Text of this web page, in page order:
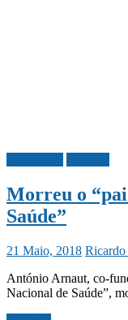
Morreu o
Saúde”
21 Maio, 2018 Ricardo
António Arnaut, co-
Nacional de Saúde”,